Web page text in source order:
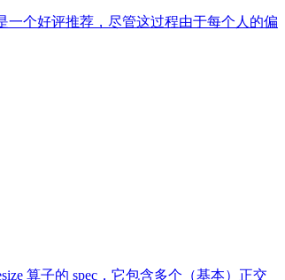
个好评推荐，尽管这过程由于每个人的偏
算子的 spec，它包含多个（基本）正交